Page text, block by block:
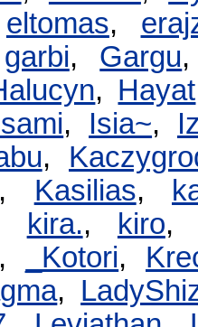
eltomas,
garbi, Gargu
, Hayat
, Isia~,
,
, Kasilias,
kira., kiro
, _Kotori,
,